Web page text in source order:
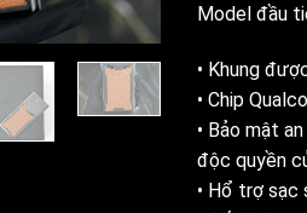
Model đầu
• Khung
• Chip
• Bảo mật
độc quyền
• Hổ trợ sạc